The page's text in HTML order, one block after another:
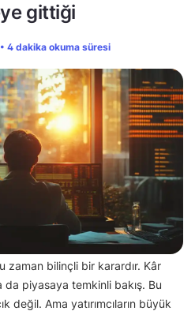
gittiği
4 dakika okuma süresi
zaman bilinçli bir karardır. Kâr
piyasaya temkinli bakış. Bu
değil. Ama yatırımcıların büyük